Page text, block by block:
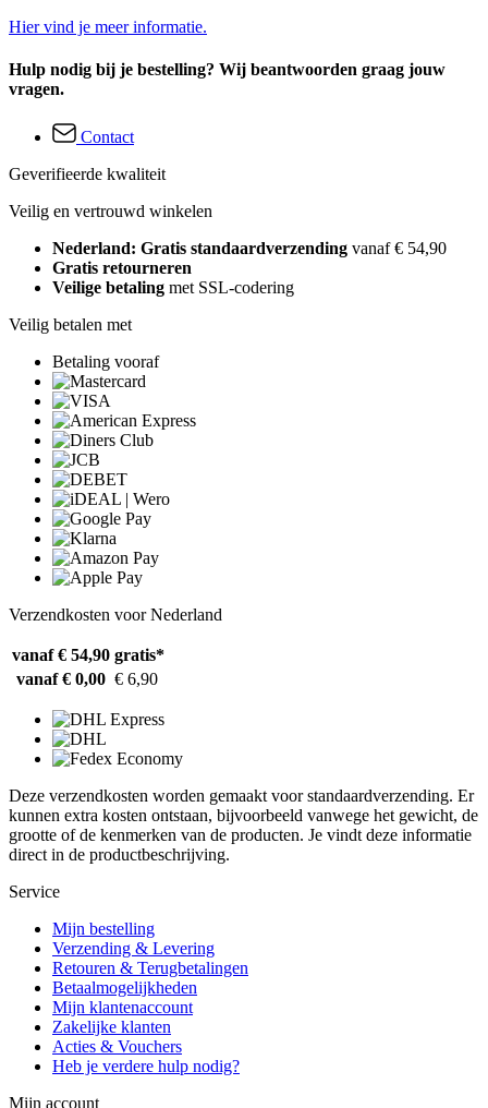
Hier vind je meer informatie.
Hulp nodig bij je bestelling? Wij beantwoorden graag jouw
vragen.
Contact
Geverifieerde kwaliteit
Veilig en vertrouwd winkelen
Nederland: Gratis standaardverzending vanaf € 54,90
Gratis retourneren
Veilige betaling met SSL-codering
Veilig betalen met
Betaling vooraf
Verzendkosten voor Nederland
vanaf € 54,90 gratis*
vanaf € 0,00 € 6,90
Deze verzendkosten worden gemaakt voor standaardverzending. Er
kunnen extra kosten ontstaan, bijvoorbeeld vanwege het gewicht, de
grootte of de kenmerken van de producten. Je vindt deze informatie
direct in de productbeschrijving.
Service
Mijn bestelling
Verzending & Levering
Retouren & Terugbetalingen
Betaalmogelijkheden
Mijn klantenaccount
Zakelijke klanten
Acties & Vouchers
Heb je verdere hulp nodig?
Mijn account